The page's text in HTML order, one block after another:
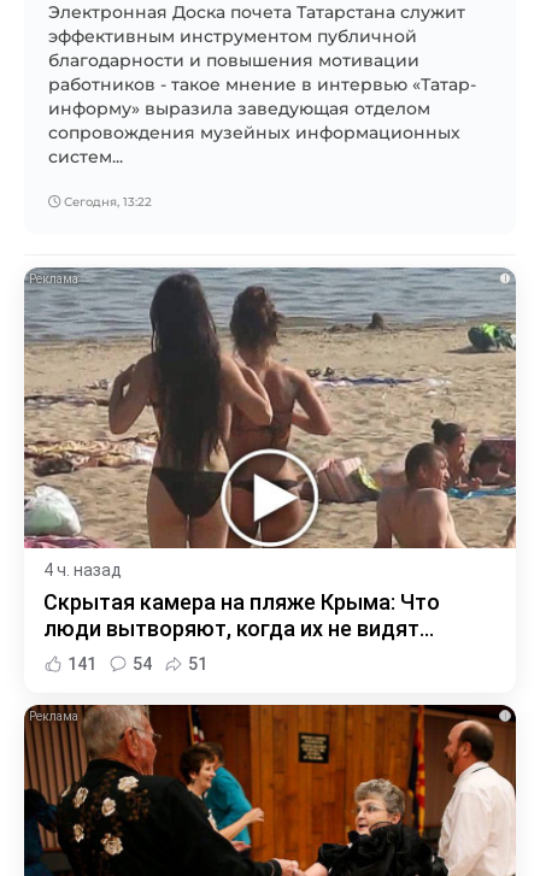
Электронная Доска почета Татарстана служит
эффективным инструментом публичной
благодарности и повышения мотивации
работников - такое мнение в интервью «Татар-
информу» выразила заведующая отделом
сопровождения музейных информационных
систем...
Сегодня, 13:22
i
4 ч. назад
Скрытая камера на пляже Крыма: Что
люди вытворяют, когда их не видят...
141 54 51
i